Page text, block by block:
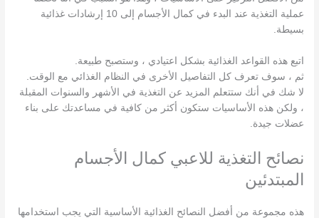
عملية التغذية عند البدء في كمال الأجسام إلى 10 إرشادات غذائية
بسيطة.
اتبع هذه القواعد الغذائية بشكل اعتيادي ، وستصبح طبيعة.
ثم ، سوف تعرفكل التفاصيل الأخرى في النظام الغذائي مع الوقت
لا شك في أنك ستتعلم المزيد عن التغذية في الأشهر والسنوات المقبلة
، ولكن هذه الأساسيات ستكون أكثر من كافية في مساعدتك على بناء
عضلات جيدة.
نصائح التغذية للاعبي كمال الأجسام
المبتدئين
هذه مجموعة من أفضل النصائح الغذائية الأساسية التي يجب استخدامها